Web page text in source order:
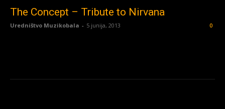
The Concept – Tribute to Nirvana
Uredništvo Muzikobala - 5 junija, 2013 0